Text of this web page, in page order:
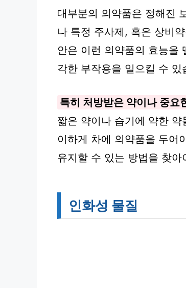
대부분의 의약품은 정해진
나 특정 주사제, 혹은 상비
안은 이런 의약품의 효능을
각한 부작용을 일으킬 수 있
특히 처방받은 약이나 중요
짧은 약이나 습기에 약한
이하게 차에 의약품을 두어
유지할 수 있는 방법을 찾아
인화성 물질